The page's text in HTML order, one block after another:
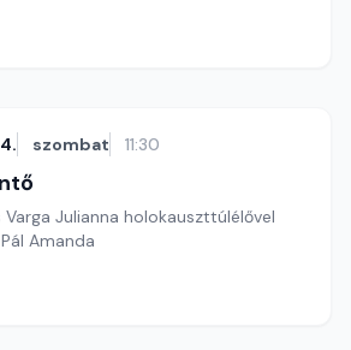
szombat 11:30
Varga Julianna holokauszttúlélővel
Amanda